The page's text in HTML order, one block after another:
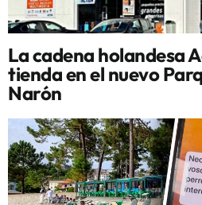
La cadena holandesa
tienda en el nuevo
Narón